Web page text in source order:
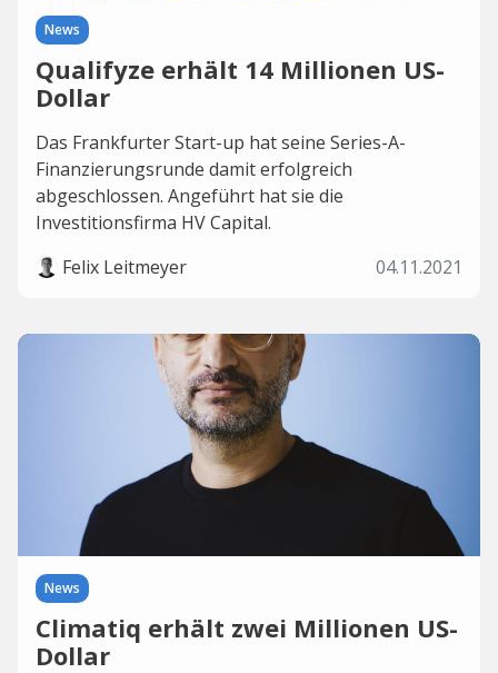
News
Qualifyze erhält 14 Millionen US-
Dollar
Das Frankfurter Start-up hat seine Series-A-
Finanzierungsrunde damit erfolgreich
abgeschlossen. Angeführt hat sie die
Investitionsfirma HV Capital.
Felix Leitmeyer
04.11.2021
News
Climatiq erhält zwei Millionen US-
Dollar